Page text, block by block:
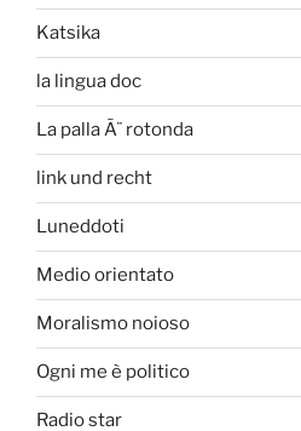
Katsika
la lingua doc
La palla Ã¨ rotonda
link und recht
Luneddoti
Medio orientato
Moralismo noioso
Ogni me è politico
Radio star